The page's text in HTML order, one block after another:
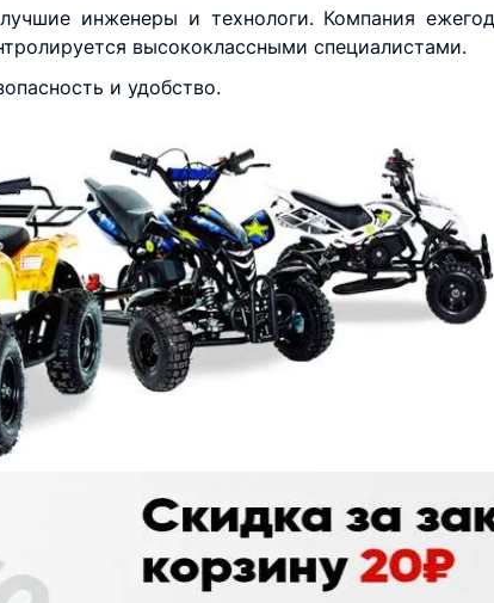
инженеры и технологи. Компания
высококлассными специалистами.
и удобство.